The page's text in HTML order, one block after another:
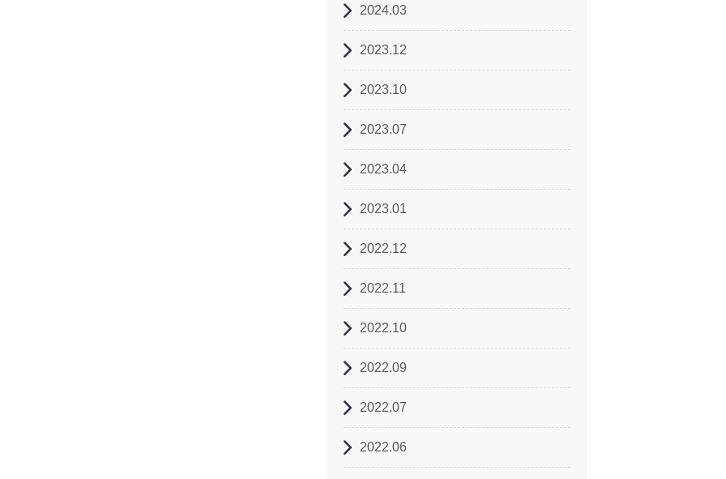
2024.03
2023.12
2023.10
2023.07
2023.04
2023.01
2022.12
2022.11
2022.10
2022.09
2022.07
2022.06